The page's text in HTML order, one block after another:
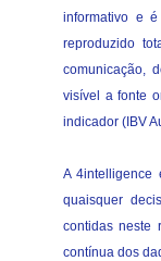
informativo e
reproduzido
comunicação,
visível a fonte
indicador (IBV
A 4intelligence
quaisquer
contidas neste
contínua dos